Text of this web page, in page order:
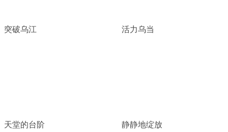
突破乌江 活力乌当
天堂的台阶 静静地绽放